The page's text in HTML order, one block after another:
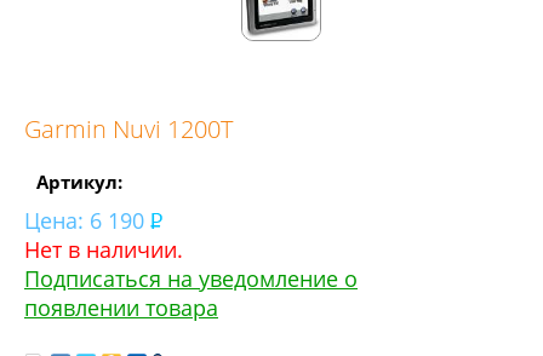
Garmin Nuvi 1200Т
Артикул:
Цена: 6 190
Нет в наличии.
Подписаться на уведомление о
появлении товара